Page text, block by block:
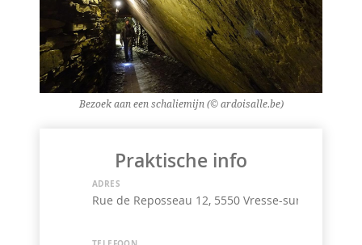
Bezoek aan een schaliemijn (© ardoisalle.be)
Praktische info
ADRES
Rue de Reposseau 12, 5550 Vresse-sur-Semois